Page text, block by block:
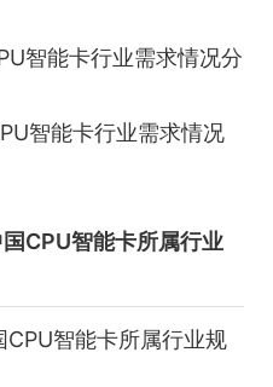
智能卡行业需求情况分
智能卡行业需求情况
CPU智能卡所属行业
智能卡所属行业规